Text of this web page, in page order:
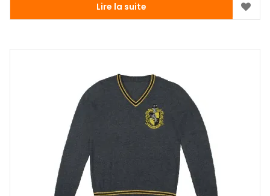
Lire la suite